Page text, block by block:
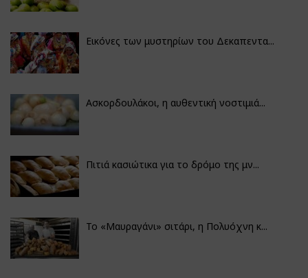
Εικόνες των μυστηρίων του Δεκαπεντα...
Ασκορδουλάκοι, η αυθεντική νοστιμιά...
Πιτιά κασιώτικα για το δρόμο της μν...
Το «Μαυραγάνι» σιτάρι, η Πολυόχνη κ...